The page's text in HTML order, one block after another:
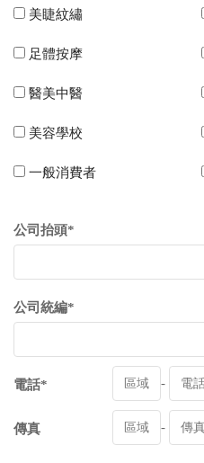
美睫紋繡
足體按摩
醫美中醫
美容學校
一般消費者
公司抬頭*
公司統編*
電話* -
傳真 -